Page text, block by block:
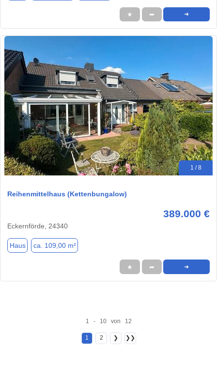
★ ➦ ➜
1 / 8
Reihenmittelhaus (Kettenbungalow)
389.000 €
Eckernförde, 24340
Haus ca. 109,00 m²
★ ➦ ➜
1 - 10 von 12
1 2 ❯ ❯❯